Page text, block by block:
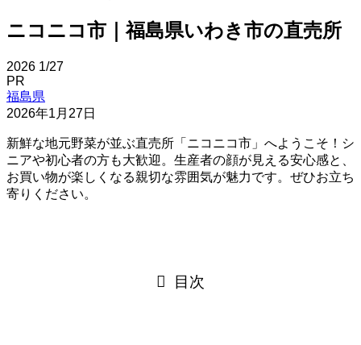
ニコニコ市｜福島県いわき市の直売所
2026 1/27
PR
福島県
2026年1月27日
新鮮な地元野菜が並ぶ直売所「ニコニコ市」へようこそ！シ
ニアや初心者の方も大歓迎。生産者の顔が見える安心感と、
お買い物が楽しくなる親切な雰囲気が魅力です。ぜひお立ち
寄りください。
目次